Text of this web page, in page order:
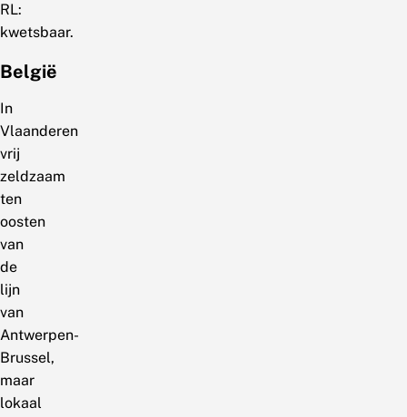
RL:
kwetsbaar.
België
In
Vlaanderen
vrij
zeldzaam
ten
oosten
van
de
lijn
van
Antwerpen-
Brussel,
maar
lokaal